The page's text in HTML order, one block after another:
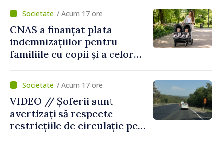
despre parcursul european
al Republicii Moldova.
/ Acum 17 ore
CNAS a finanțat plata
indemnizațiilor pentru
familiile cu copii și a celor
temporară de muncă
/ Acum 17 ore
VIDEO // Șoferii sunt
avertizați să respecte
restricțiile de circulație pe